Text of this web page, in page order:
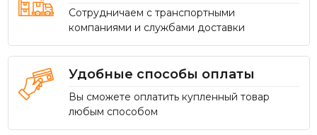
Сотрудничаем с транспортными
компаниями и службами доставки
Удобные способы оплаты
Вы сможете оплатить купленный товар
любым способом